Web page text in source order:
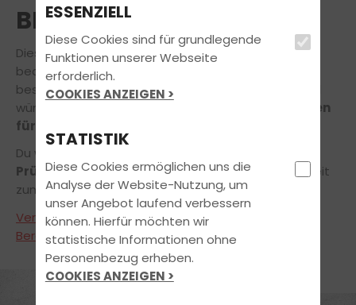
BESTANDEN
Diesefröhlichen Gesichterkönnen nur eins
bedeuten: Sie haben bei uns den Führerschein
bestanden! Wir gratulieren von ganzem Herzen und
wünschen Euch
alles Gute und viel Fahrvergnügen
für die Zukunft.
Du willst genauso
Prüfung kommen?Wir verhelfen Dir in kürzester Zeit
zum Führerschein!
Vereinbare noch heute einen unverbindlichen
Beratungstermin
ESSENZIELL
Diese Cookies sind für grundlegende
Funktionen unserer Webseite
erforderlich.
COOKIES ANZEIGEN >
STATISTIK
Diese Cookies ermöglichen uns die
Analyse der Website-Nutzung, um
unser Angebot laufend verbessern
können. Hierfür möchten wir
statistische Informationen ohne
Personenbezug erheben.
COOKIES ANZEIGEN >